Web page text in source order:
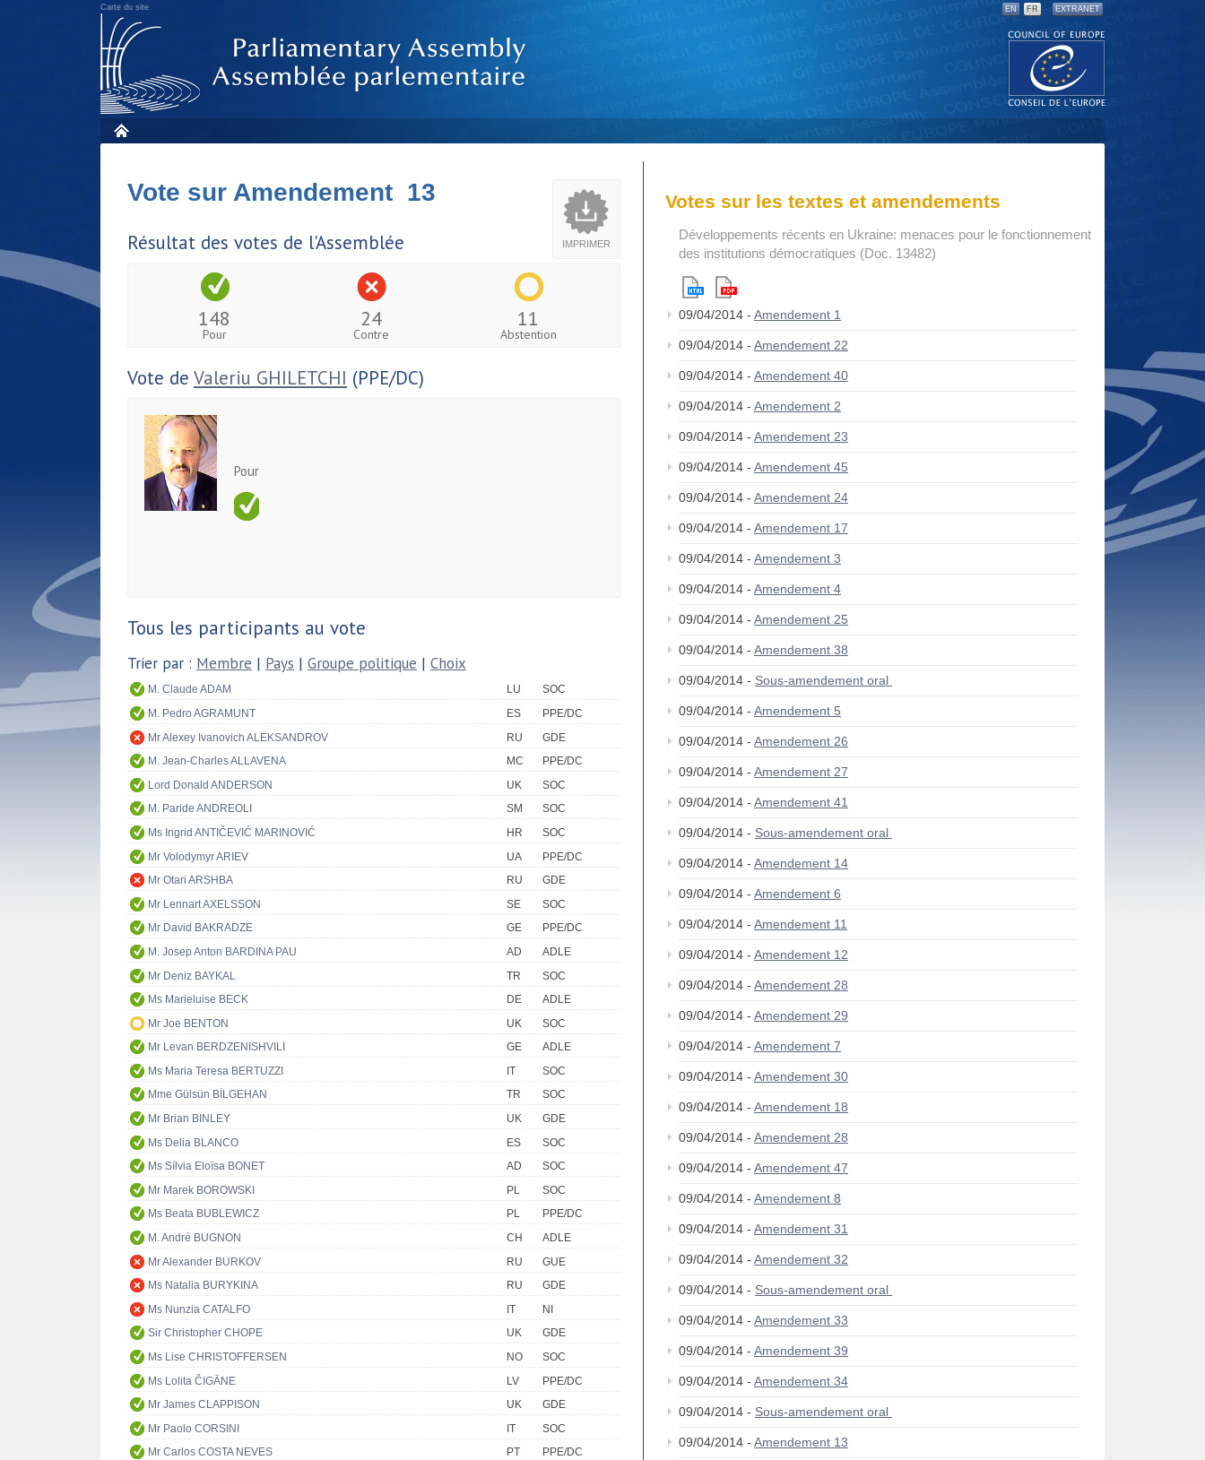
Carte du site EN FR EXTRANET
IMPRIMER
Vote sur Amendement 13
Résultat des votes de l'Assemblée
148
Pour
24
Contre
11
Abstention
Vote de Valeriu GHILETCHI (PPE/DC)
Pour
Tous les participants au vote
Trier par : Membre | Pays | Groupe politique | Choix
M. Claude ADAM LU
SOC
M. Pedro AGRAMUNT
ES
PPE/DC
Mr Alexey Ivanovich ALEKSANDROV
RU
GDE
M. Jean-Charles ALLAVENA
MC
PPE/DC
Lord Donald ANDERSON
UK
SOC
M. Paride ANDREOLI
SM
SOC
Ms Ingrid ANTIČEVIĆ MARINOVIĆ
HR
SOC
Mr Volodymyr ARIEV
UA
PPE/DC
Mr Otari ARSHBA
RU
GDE
Mr Lennart AXELSSON
SE
SOC
Mr David BAKRADZE
GE
PPE/DC
M. Josep Anton BARDINA PAU
AD
ADLE
Mr Deniz BAYKAL
TR
SOC
Ms Marieluise BECK
DE
ADLE
Mr Joe BENTON
UK
SOC
Mr Levan BERDZENISHVILI
GE
ADLE
Ms Maria Teresa BERTUZZI
IT
SOC
Mme Gülsün BİLGEHAN
TR
SOC
Mr Brian BINLEY
UK
GDE
Ms Delia BLANCO
ES
SOC
Ms Sílvia Eloïsa BONET
AD
SOC
Mr Marek BOROWSKI
PL
SOC
Ms Beata BUBLEWICZ
PL
PPE/DC
M. André BUGNON
CH
ADLE
Mr Alexander BURKOV
RU
GUE
Ms Natalia BURYKINA
RU
GDE
Ms Nunzia CATALFO
IT
NI
Sir Christopher CHOPE
UK
GDE
Ms Lise CHRISTOFFERSEN
NO
SOC
Ms Lolita ČIGĀNE
LV
PPE/DC
Mr James CLAPPISON
UK
GDE
Mr Paolo CORSINI
IT
SOC
Mr Carlos COSTA NEVES
PT
PPE/DC
Votes sur les textes et amendements
Développements récents en Ukraine: menaces pour le fonctionnement
des institutions démocratiques (Doc. 13482)
09/04/2014 - Amendement 1
09/04/2014 - Amendement 22
09/04/2014 - Amendement 40
09/04/2014 - Amendement 2
09/04/2014 - Amendement 23
09/04/2014 - Amendement 45
09/04/2014 - Amendement 24
09/04/2014 - Amendement 17
09/04/2014 - Amendement 3
09/04/2014 - Amendement 4
09/04/2014 - Amendement 25
09/04/2014 - Amendement 38
09/04/2014 - Sous-amendement oral
09/04/2014 - Amendement 5
09/04/2014 - Amendement 26
09/04/2014 - Amendement 27
09/04/2014 - Amendement 41
09/04/2014 - Sous-amendement oral
09/04/2014 - Amendement 14
09/04/2014 - Amendement 6
09/04/2014 - Amendement 11
09/04/2014 - Amendement 12
09/04/2014 - Amendement 28
09/04/2014 - Amendement 29
09/04/2014 - Amendement 7
09/04/2014 - Amendement 30
09/04/2014 - Amendement 18
09/04/2014 - Amendement 28
09/04/2014 - Amendement 47
09/04/2014 - Amendement 8
09/04/2014 - Amendement 31
09/04/2014 - Amendement 32
09/04/2014 - Sous-amendement oral
09/04/2014 - Amendement 33
09/04/2014 - Amendement 39
09/04/2014 - Amendement 34
09/04/2014 - Sous-amendement oral
09/04/2014 - Amendement 13